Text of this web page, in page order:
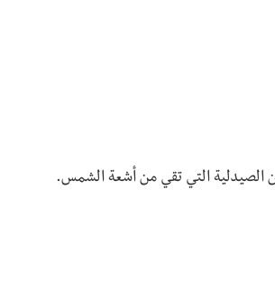
الصيدلية التي تقي من أشعة الشمس.